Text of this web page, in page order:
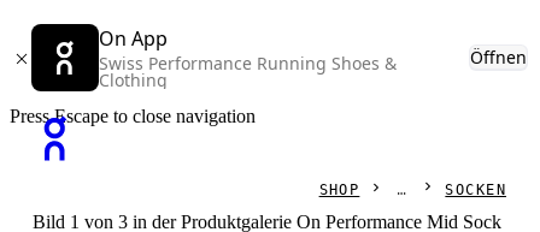
On App
Swiss Performance Running Shoes &
Clothing
Öffnen
Press Escape to close navigation
SHOP SOCKEN
Bild 1 von 3 in der Produktgalerie On Performance Mid Sock